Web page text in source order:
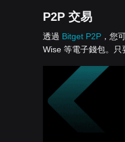
P2P 交易
透過 Bitget P2P ，您
Wise 等電子錢包。只